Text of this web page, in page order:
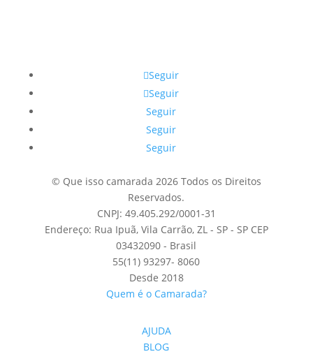
Seguir
Seguir
Seguir
Seguir
Seguir
© Que isso camarada 2026 Todos os Direitos
Reservados.
CNPJ: 49.405.292/0001-31
Endereço: Rua Ipuã, Vila Carrão, ZL - SP - SP CEP
03432090 - Brasil
55(11) 93297- 8060
Desde 2018
Quem é o Camarada?
AJUDA
BLOG